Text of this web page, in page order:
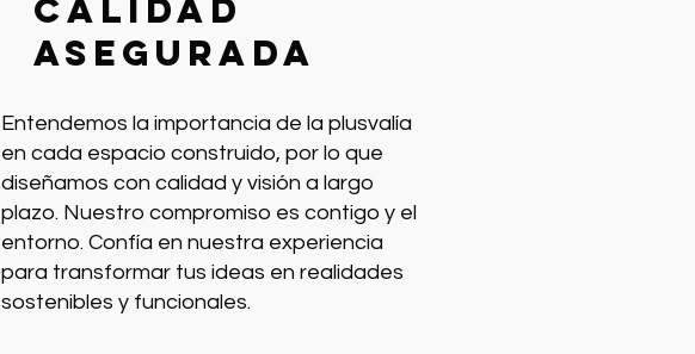
calidad
asegurada
Entendemos la importancia de la plusvalía
en cada espacio construido, por lo que
diseñamos con calidad y visión a largo
plazo. Nuestro compromiso es contigo y el
entorno. Confía en nuestra experiencia
para transformar tus ideas en realidades
sostenibles y funcionales.